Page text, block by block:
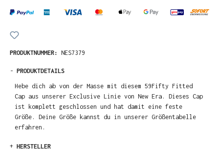
PRODUKTNUMMER: NES7379
- PRODUKTDETAILS
Hebe dich ab von der Masse mit diesem 59Fifty Fitted
Cap aus unserer Exclusive Linie von New Era. Dieses Cap
ist komplett geschlossen und hat damit eine feste
Größe. Deine Größe kannst du in unserer Größentabelle
erfahren.
+ HERSTELLER